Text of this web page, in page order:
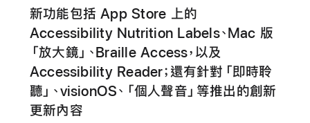
新功能包括 App Store 上的
Accessibility Nutrition Labels、Mac 版
「放大鏡」、Braille Access，以及
Accessibility Reader；還有針對「即時聆
聽」、visionOS、「個人聲音」等推出的創新
更新內容